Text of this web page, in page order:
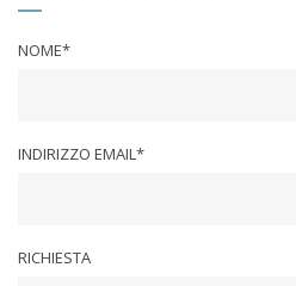
NOME*
INDIRIZZO EMAIL*
RICHIESTA